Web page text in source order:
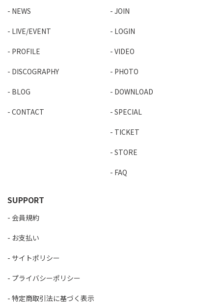
NEWS
LIVE/EVENT
PROFILE
DISCOGRAPHY
BLOG
CONTACT
JOIN
LOGIN
VIDEO
PHOTO
DOWNLOAD
SPECIAL
TICKET
STORE
FAQ
SUPPORT
会員規約
お支払い
サイトポリシー
プライバシーポリシー
特定商取引法に基づく表示